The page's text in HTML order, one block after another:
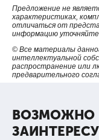
Предложение не
характеристиках,
отличаться от
информацию уточняйте
© Все материалы
интеллектуальной
распространение или
предварительного
ВОЗМОЖНО